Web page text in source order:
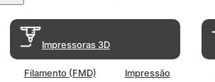
Impressoras 3D
Filamento (FMD)
Impressão